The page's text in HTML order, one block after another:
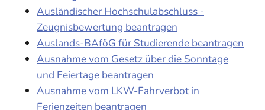
Ausländischer Hochschulabschluss -
Zeugnisbewertung beantragen
Auslands-BAföG für Studierende beantragen
Ausnahme vom Gesetz über die Sonntage
und Feiertage beantragen
Ausnahme vom LKW-Fahrverbot in
Ferienzeiten beantragen